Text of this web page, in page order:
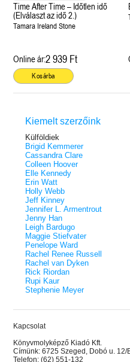
Time After Time – Időtlen idő
(Elválaszt az idő 2.)
Tamara Ireland Stone
Online ár:2 939 Ft
Kosárba
Kiemelt szerzőink
Külföldiek
Brigid Kemmerer
Cassandra Clare
Colleen Hoover
Elle Kennedy
Erin Watt
Holly Webb
Jeff Kinney
Jennifer L. Armentrout
Jenny Han
Leigh Bardugo
Maggie Stiefvater
Penelope Ward
Rachel Renee Russell
Rachel van Dyken
Rick Riordan
Rupi Kaur
Stephenie Meyer
Kapcsolat
Könyvmolyképző Kiadó Kft.
Címünk: 6725 Szeged, Dobó u. 12/
Telefon: (62) 551-132